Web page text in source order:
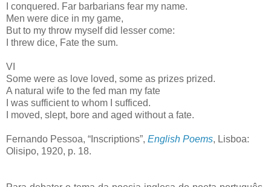
I conquered. Far barbarians fear my name.
Men were dice in my game,
But to my throw myself did lesser come:
I threw dice, Fate the sum.
VI
Some were as love loved, some as prizes prized.
A natural wife to the fed man my fate
I was sufficient to whom I sufficed.
I moved, slept, bore and aged without a fate.
Fernando Pessoa, “Inscriptions”, English Poems, Lisboa:
Olisipo, 1920, p. 18.